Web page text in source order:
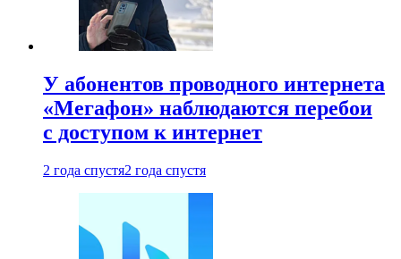
У абонентов проводного интернета
«Мегафон» наблюдаются перебои
с доступом к интернет
2 года спустя2 года спустя